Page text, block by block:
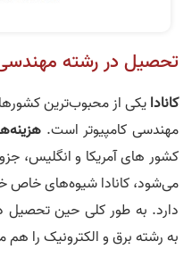
تحصیل در رشته مهندسی
کانادایکی از محبوب‌ترین
مهندسی کامپیوتر است.
کشور های آمریکا و انگلیس،
می‌شود، کانادا شیوه‌های خاص
دارد. به طور کلی حین تحصیل
به رشته برق و الکترونیک را هم